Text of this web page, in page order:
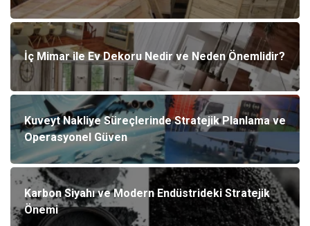
İç Mimar ile Ev Dekoru Nedir ve Neden Önemlidir?
Kuveyt Nakliye Süreçlerinde Stratejik Planlama ve
Operasyonel Güven
Karbon Siyahı ve Modern Endüstrideki Stratejik
Önemi